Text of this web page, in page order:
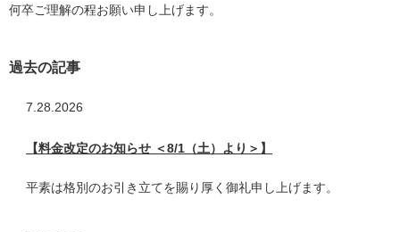
何卒ご理解の程お願い申し上げます。
過去の記事
7.28 2026
【料金改定のお知らせ ＜8/1（土）より＞】
平素は格別のお引き立てを賜り厚く御礼申し上げます。